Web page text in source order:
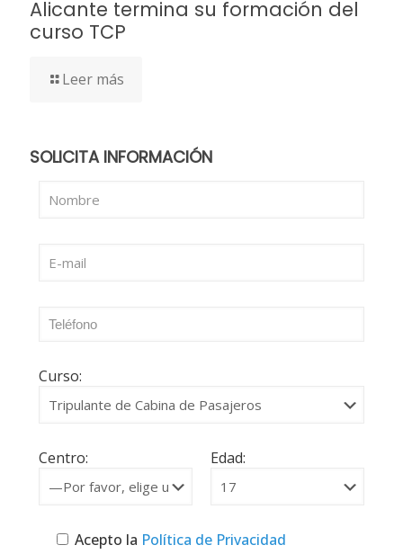
Alicante termina su formación del
curso TCP
Leer más
SOLICITA INFORMACIÓN
Curso:
Centro: Edad:
Acepto la Política de Privacidad